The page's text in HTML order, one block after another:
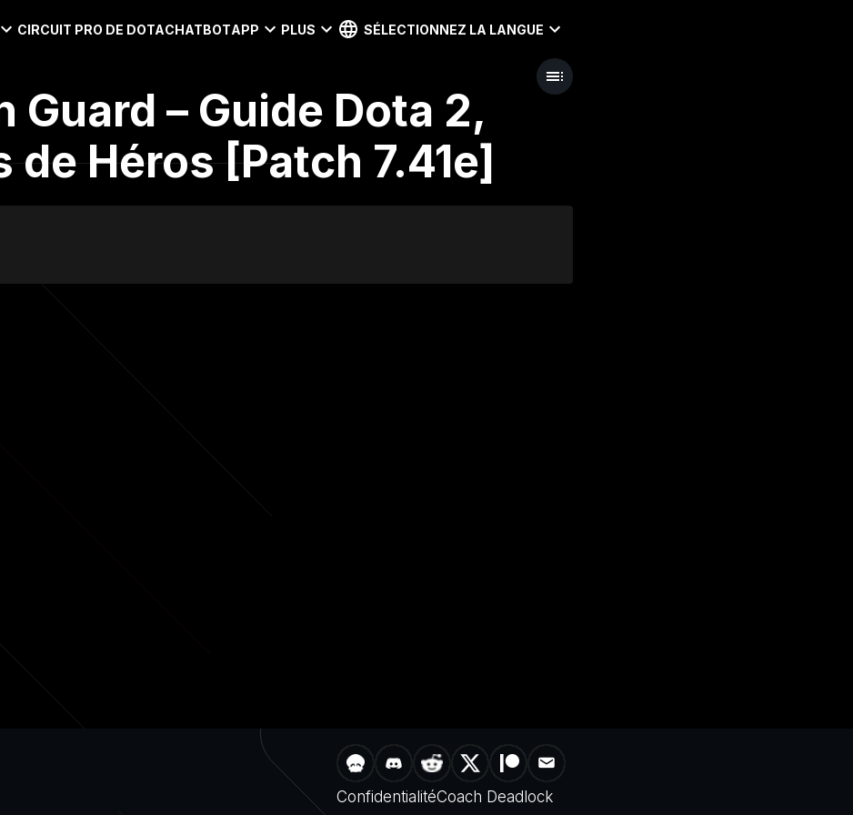
CIRCUIT PRO DE DOTACHATBOTAPP PLUS SÉLECTIONNEZ LA LANGUE
Guard – Guide Dota 2,
Héros [Patch 7.41e]
ConfidentialitéCoach Deadlock